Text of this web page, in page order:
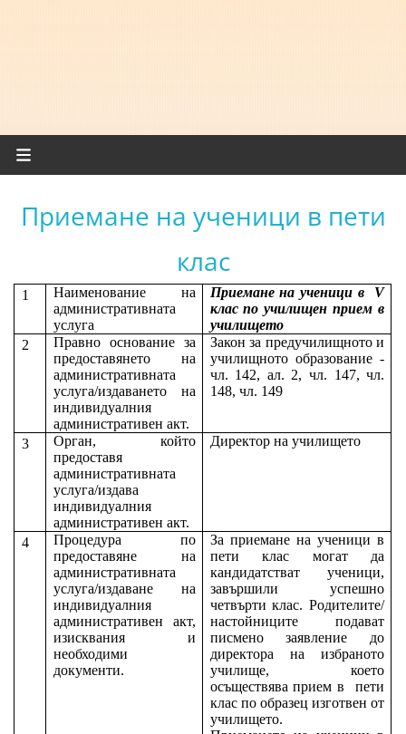
Приемане на ученици в пети
клас
1
Наименование на
административната
услуга
Приемане на ученици в
V
клас по училищен прием в
училището
2
Правно основание за
предоставянето на
административната
услуга/издаването на
индивидуалния
административен акт.
Закон за предучилищното и
училищното образование -
чл. 142, ал. 2, чл. 147, чл.
148, чл. 149
3
Орган, който
предоставя
административната
услуга/издава
индивидуалния
административен акт.
Директор на училището
4
Процедура по
предоставяне на
административната
услуга/издаване на
индивидуалния
административен акт,
изисквания и
необходими
документи.
За приемане на ученици в
пети клас могат да
кандидатстват ученици,
завършили успешно
четвърти клас. Родителите/
настойниците подават
писмено заявление до
директора на избраното
училище, което
осъществява прием в
пети
клас по образец изготвен от
училището.